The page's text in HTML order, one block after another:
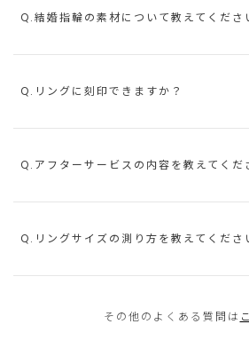
Q.結婚指輪の素材について教えてくださ
Q.リングに刻印できますか？
Q.アフターサービスの内容を教えてくだ
Q.リングサイズの測り方を教えてくださ
その他のよくある質問は